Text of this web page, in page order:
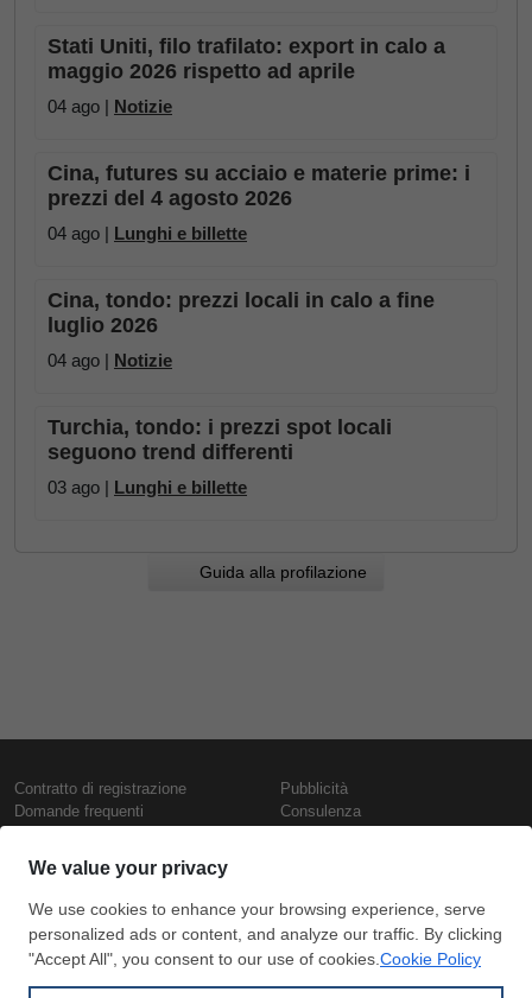
Stati Uniti, filo trafilato: export in calo a
maggio 2026 rispetto ad aprile
04 ago | Notizie
Cina, futures su acciaio e materie prime: i
prezzi del 4 agosto 2026
04 ago | Lunghi e billette
Cina, tondo: prezzi locali in calo a fine
luglio 2026
04 ago | Notizie
Turchia, tondo: i prezzi spot locali
seguono trend differenti
03 ago | Lunghi e billette
Guida alla profilazione
Contratto di registrazione
Domande frequenti
Presentazione
Contattaci
Termini di utilizzo
Politica di riservatezza
Pubblicità
Consulenza
Prezzi e indici